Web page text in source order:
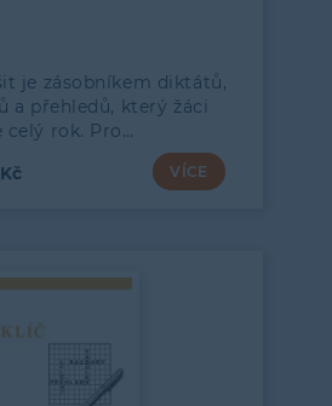
je zásobníkem diktátů,
a přehledů, který žáci
celý rok. Pro…
VÍCE